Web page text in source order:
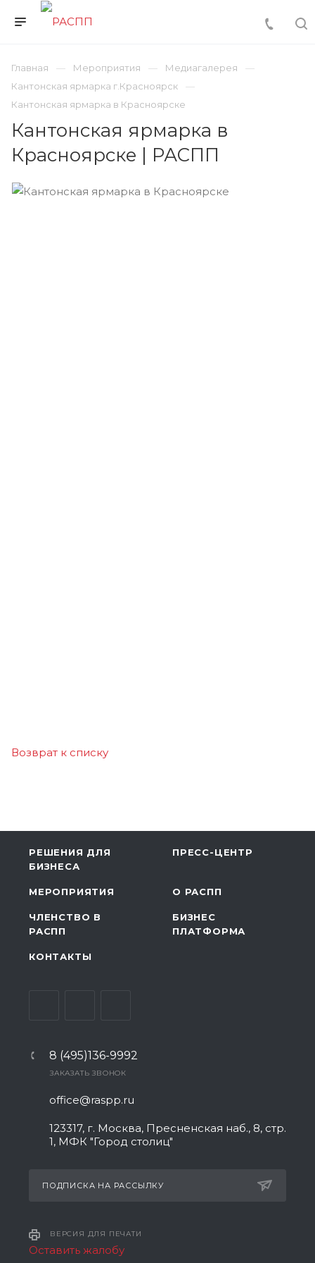
Главная Мероприятия
Медиагалерея
Кантонская ярмарка г.Красноярск
Кантонская ярмарка в Красноярске
Кантонская ярмарка в
Красноярске | РАСПП
Возврат к списку
РЕШЕНИЯ ДЛЯ
БИЗНЕСА
ПРЕСС-ЦЕНТР
МЕРОПРИЯТИЯ О РАСПП
ЧЛЕНСТВО В
РАСПП
БИЗНЕС
ПЛАТФОРМА
КОНТАКТЫ
8 (495)136-9992
ЗАКАЗАТЬ ЗВОНОК
office@raspp.ru
123317, г. Москва, Пресненская наб., 8, стр.
1, МФК "Город столиц"
ПОДПИСКА НА РАССЫЛКУ
ВЕРСИЯ ДЛЯ ПЕЧАТИ
Оставить жалобу